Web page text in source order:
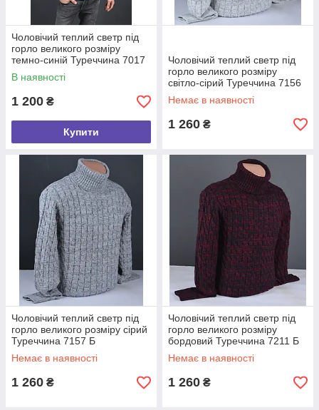
Чоловічий теплий светр під
горло великого розміру
темно-синій Туреччина 7017
Б
В наявності
1 200 ₴
Купити
Чоловічий теплий светр під
горло великого розміру
світло-сірий Туреччина 7156
Б
Немає в наявності
1 260 ₴
Чоловічий теплий светр під
горло великого розміру сірий
Туреччина 7157 Б
Немає в наявності
1 260 ₴
Чоловічий теплий светр під
горло великого розміру
бордовий Туреччина 7211 Б
Немає в наявності
1 260 ₴